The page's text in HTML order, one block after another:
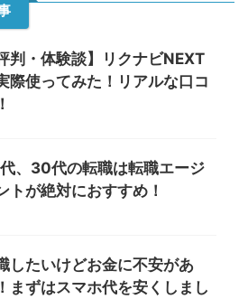
判・体験談】リクナビNEXT
際使ってみた！リアルな口コ
、30代の転職は転職エージ
トが絶対におすすめ！
したいけどお金に不安があ
まずはスマホ代を安くしまし